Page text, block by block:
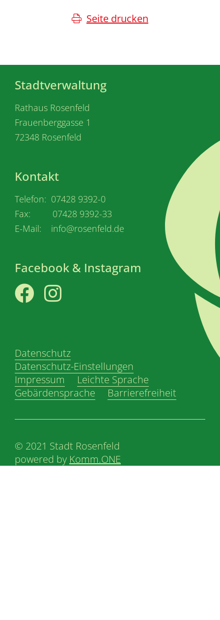
Seite drucken
Stadtverwaltung
Rathaus Rosenfeld
Frauenberggasse 1
72348 Rosenfeld
Kontakt
Telefon: 07428 9392-0
Fax: 07428 9392-33
E-Mail: info@rosenfeld.de
Facebook & Instagram
Datenschutz
Datenschutz-Einstellungen
Impressum
Leichte Sprache
Gebärdensprache
Barrierefreiheit
© 2021 Stadt Rosenfeld
powered by Komm.ONE